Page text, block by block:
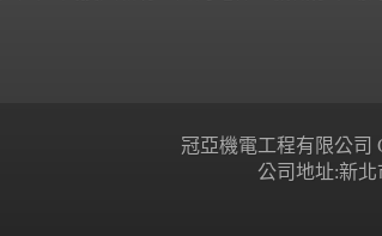
冠亞機電工程有限公司
公司地址:新